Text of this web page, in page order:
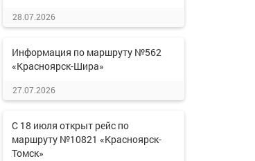
28.07.2026
Информация по маршруту №562
«Красноярск-Шира»
27.07.2026
С 18 июля открыт рейс по
маршруту №10821 «Красноярск-
Томск»